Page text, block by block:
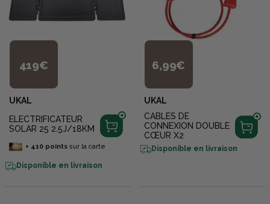
419€
UKAL
ELECTRIFICATEUR
SOLAR 25 2.5J/18KM
+ 410pointssur la carte
Disponible en livraison
6,99€
UKAL
CABLES DE
CONNEXION DOUBLE
CŒUR X2
Disponible en livraison